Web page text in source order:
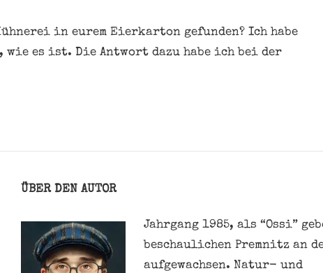
in eurem Eierkarton gefunden? Ich habe
es ist. Die Antwort dazu habe ich bei der
ÜBER DEN AUTOR
Jahrgang 1985, als “Ossi”
beschaulichen Premnitz an
aufgewachsen. Natur- und